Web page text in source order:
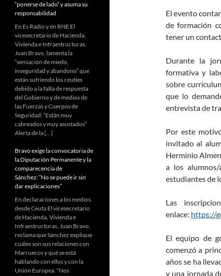
El evento
de formación
tener un
Durante la
formativa y
sobre
que lo
entrevista de
Por este
invitado al
Herminio
a los
estudiantes de
Las
enlace: https://
El equipo de
comenzó a
años se ha
y una jornada
“ponerse de lado” y asuma su
responsabilidad
En Es Radio y en RNE El
vicesecretario de Hacienda,
Vivienda e Infraestructuras,
Juan Bravo, lamenta la
“sensación de miedo,
inseguridad y abandono” que
están sufriendo los ceutíes
debido a la falta de respuesta
del Gobierno y de medios de
las Fuerzas y Cuerpos de
Seguridad: “Están muy
cabreados y muy asustados”
Alerta de la […]
Bravo exige la convocatoria de
la Diputación Permanente y la
comparecencia de
Sánchez: “No se puede ir sin
dar explicaciones”
En declaraciones a los medios
desde Ceuta El vicesecretario
de Hacienda, Vivienda e
Infraestructuras, Juan Bravo,
reclama que Sánchez explique
cuáles son sus relaciones con
Marruecos y qué se está
hablando con ellos y con la
Unión Europea. “Nos